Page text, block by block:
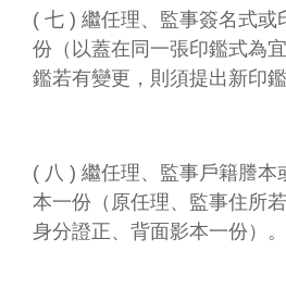
( 七 ) 繼任理、監事簽名式或
份（以蓋在同一張印鑑式為
鑑若有變更，則須提出新印
( 八 ) 繼任理、監事戶籍謄本
本一份（原任理、監事住所
身分證正、背面影本一份）。